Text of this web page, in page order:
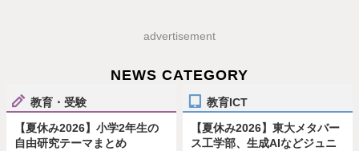
advertisement
NEWS CATEGORY
教育・受験
【夏休み2026】小学2年生の
自由研究テーマまとめ
教育ICT
【夏休み2026】東大メタバー
ス工学部、生成AIなどジュニ